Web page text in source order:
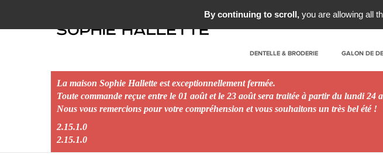
DENTELLE & BRODERIE GALON DE
La maison Sophie Hallette est exceptionnellement fermée.
Toute commande reçue entre le 01 août et le 23 août sera traitée à partir du lundi 24
Nous vous remercions pour votre compréhension et vous souhaitons un très bel été !
2.15.1.0
2.15.1.0
Accueil
By continuing to scroll, you are allowing all